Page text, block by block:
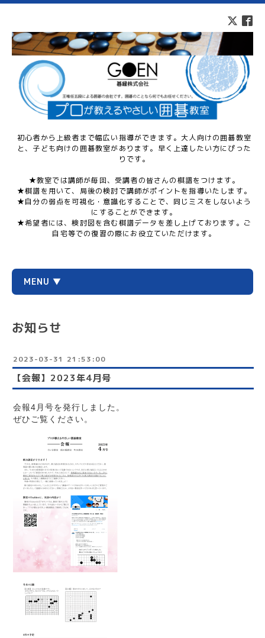
初心者から上級者まで幅広い指導ができます。大人向けの囲碁教室
と、子ども向けの囲碁教室があります。早く上達したい方にぴった
りです。
★教室では講師が毎回、受講者の皆さんの棋譜をつけます。
★棋譜を用いて、局後の検討で講師がポイントを指導いたします。
★自分の弱点を可視化・意識化することで、同じミスをしないよう
にすることができます。
★希望者には、検討図を含む棋譜データを差し上げております。ご
自宅等での復習の際にお役立ていただけます。
MENU ▼
お知らせ
2023-03-31 21:53:00
【会報】2023年4月号
会報4月号を発行しました。
ぜひご覧ください。